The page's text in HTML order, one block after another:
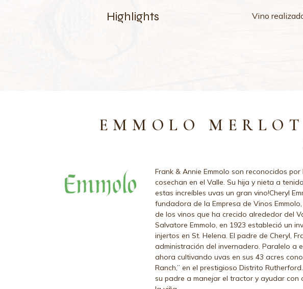
Highlights Vino
EMMOLO
Frank & Annie Emmolo son reconocidos
cosechan en el Valle. Su hija y nieta a
estas increíbles uvas un gran vino!Cheryl
fundadora de la Empresa de Vinos
de los vinos que ha crecido alrededor del
Salvatore Emmolo, en 1923 estableció un
injertos en St. Helena. El padre de Cheryl,
administración del invernadero. Paralelo a
ahora cultivando uvas en sus 43 acres
Ranch,” en el prestigioso Distrito
su padre a manejar el tractor y ayudar con